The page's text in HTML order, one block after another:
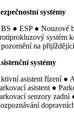
systémy
● ESP ● Nouzové
systém
na
systémy
asistent řízení ●
asistent ●
senzory